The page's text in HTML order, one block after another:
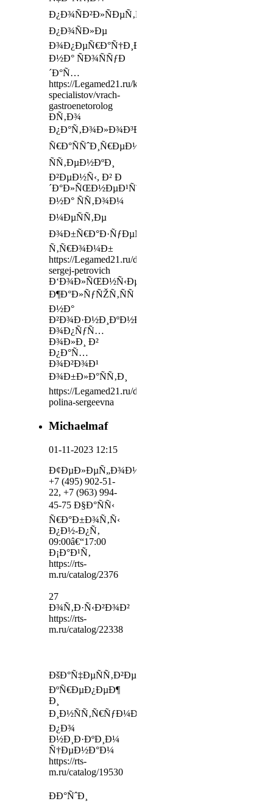
Ð¿Ð¾ÑÐ²Ð»ÑÐµÑ‚ÑÑ
Ð¿Ð¾ÑÐ»Ðµ
Ð¾Ð¿ÐµÑ€Ð°Ñ†Ð¸Ð¹
Ð½Ð° ÑÐ¾ÑÑƒÐ
´Ð°Ñ…
https://Legamed21.ru/konsultacii-
specialistov/vrach-
gastroenetorolog
Ð­Ñ‚Ð¾
Ð¿Ð°Ñ‚Ð¾Ð»Ð¾Ð³Ð¸Ñ‡ÐµÑÐºÐ¾Ðµ
Ñ€Ð°ÑÑˆÐ¸Ñ€ÐµÐ½Ð¸Ðµ
ÑÑ‚ÐµÐ½ÐºÐ¸
Ð²ÐµÐ½Ñ‹, Ð² Ð
´Ð°Ð»ÑŒÐ½ÐµÐ¹ÑˆÐµÐ¼
Ð½Ð° ÑÑ‚Ð¾Ð¼
Ð¼ÐµÑÑ‚Ðµ
Ð¾Ð±Ñ€Ð°Ð·ÑƒÐµÑ‚ÑÑ
Ñ‚Ñ€Ð¾Ð¼Ð±
https://Legamed21.ru/doctors/yakovlev-
sergej-petrovich
Ð‘Ð¾Ð»ÑŒÐ½Ñ‹Ðµ
Ð¶Ð°Ð»ÑƒÑŽÑ‚ÑÑ
Ð½Ð°
Ð²Ð¾Ð·Ð½Ð¸ÐºÐ½Ð¾Ð²ÐµÐ½Ð¸Ðµ
Ð¾Ð¿ÑƒÑ…
Ð¾Ð»Ð¸ Ð²
Ð¿Ð°Ñ…
Ð¾Ð²Ð¾Ð¹
Ð¾Ð±Ð»Ð°ÑÑ‚Ð¸
https://Legamed21.ru/doctors/dobrovolskaya-
polina-sergeevna
Michaelmaf
01-11-2023 12:15
Ð¢ÐµÐ»ÐµÑ„Ð¾Ð½
+7 (495) 902-51-
22, +7 (963) 994-
45-75 Ð§Ð°ÑÑ‹
Ñ€Ð°Ð±Ð¾Ñ‚Ñ‹
Ð¿Ð½-Ð¿Ñ‚
09:00â€“17:00
Ð¡Ð°Ð¹Ñ‚
https://rts-
m.ru/catalog/2376
27
Ð¾Ñ‚Ð·Ñ‹Ð²Ð¾Ð²
https://rts-
m.ru/catalog/22338
ÐšÐ°Ñ‡ÐµÑÑ‚Ð²ÐµÐ½Ð½Ñ‹Ð¹
ÐºÑ€ÐµÐ¿ÐµÐ¶
Ð¸
Ð¸Ð½ÑÑ‚Ñ€ÑƒÐ¼ÐµÐ½Ñ‚
Ð¿Ð¾
Ð½Ð¸Ð·ÐºÐ¸Ð¼
Ñ†ÐµÐ½Ð°Ð¼
https://rts-
m.ru/catalog/19530
ÐÐ°ÑˆÐ¸